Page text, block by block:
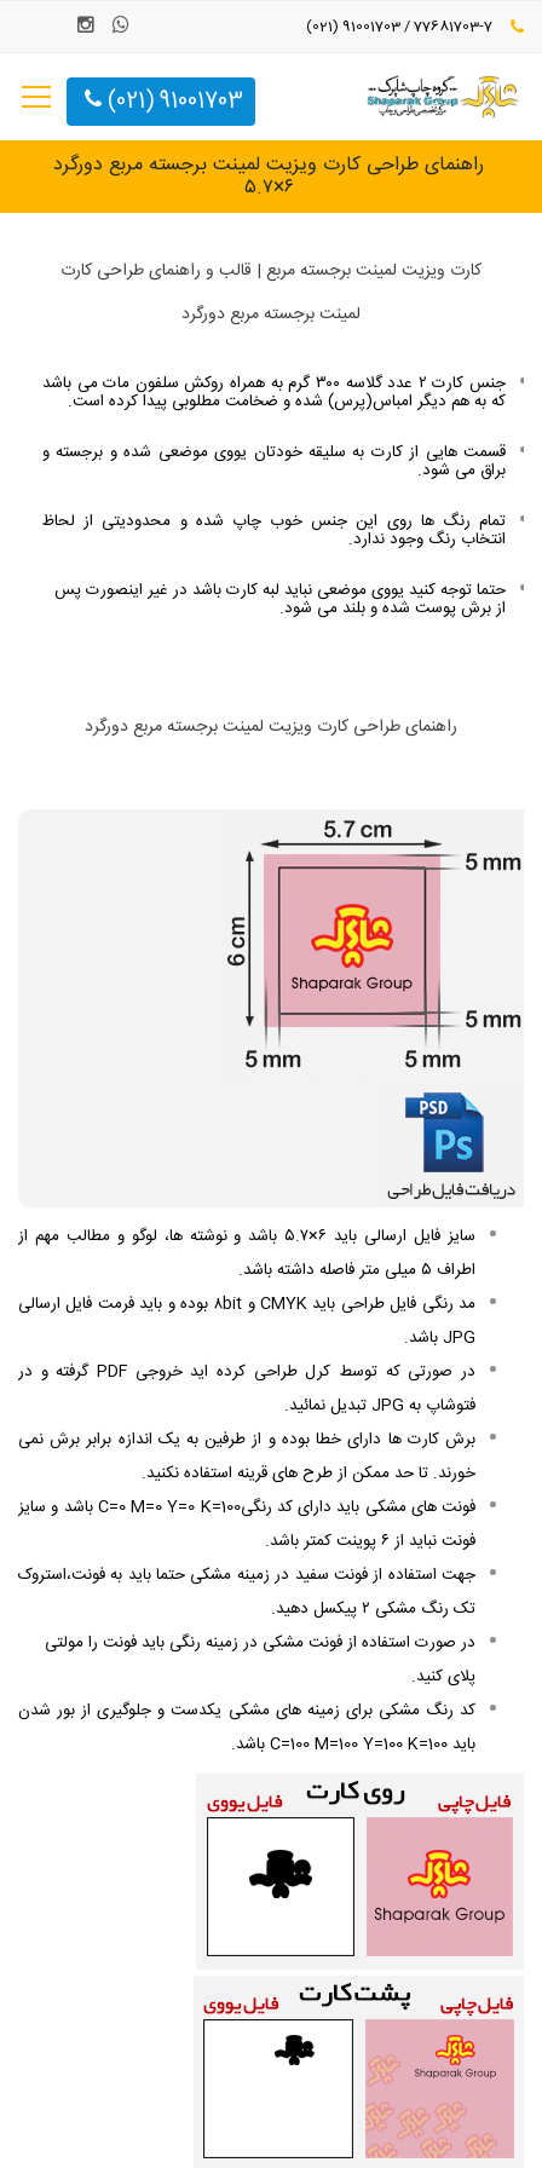
91001703 (021)
راهنمای طراحی کارت ویزیت لمینت برجسته مربع دورگرد
۶×۵.۷
کارت ویزیت لمینت برجسته مربع | قالب و راهنمای طراحی کارت
لمینت برجسته مربع دورگرد
جنس کارت ۲ عدد گلاسه ۳۰۰ گرم به همراه روکش سلفون مات می باشد
که به هم دیگر امباس(پرس) شده و ضخامت مطلوبی پیدا کرده است.
قسمت هایی از کارت به سلیقه خودتان یووی موضعی شده و برجسته و
براق می شود.
تمام رنگ ها روی این جنس خوب چاپ شده و محدودیتی از لحاظ
انتخاب رنگ وجود ندارد.
حتما توجه کنید یووی موضعی نباید لبه کارت باشد در غیر اینصورت پس
از برش پوست شده و بلند می شود.
راهنمای طراحی کارت ویزیت لمینت برجسته مربع دورگرد
سایز فایل ارسالی باید ۶×۵.۷ باشد و نوشته ها، لوگو و مطالب مهم از
اطراف ۵ میلی متر فاصله داشته باشد.
مد رنگی فایل طراحی باید CMYK و ۸bit بوده و باید
فرمت فایل ارسالی
JPG باشد.
در صورتی که توسط کرل طراحی کرده اید خروجی PDF گرفته و در
فتوشاپ به JPG تبدیل نمائید.
برش کارت ها دارای خطا بوده و از طرفین به یک اندازه برابر برش نمی
خورند. تا حد ممکن از طرح های قرینه استفاده نکنید.
فونت های مشکی باید دارای کد رنگیC=0 M=0 Y=0 K=100 باشد و سایز
فونت نباید از ۶ پوینت کمتر باشد.
جهت استفاده از فونت سفید در زمینه مشکی حتما باید به فونت،استروک
تک رنگ مشکی ۲ پیکسل دهید.
در صورت استفاده از فونت مشکی در زمینه رنگی باید فونت را مولتی
پلای کنید.
کد رنگ مشکی برای زمینه های مشکی یکدست و جلوگیری از بور شدن
باید C=100 M=100 Y=100 K=100 باشد.